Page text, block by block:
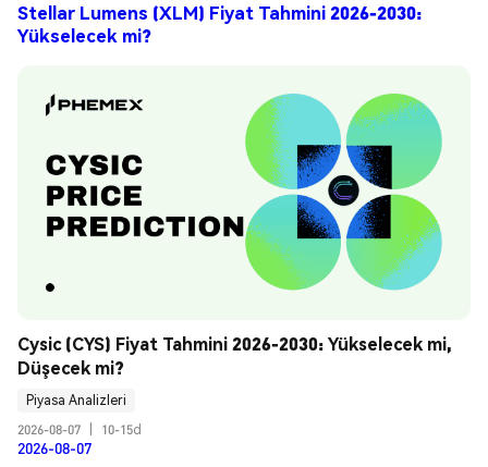
Stellar Lumens (XLM) Fiyat Tahmini 2026-2030:
Yükselecek mi?
Cysic (CYS) Fiyat Tahmini 2026-2030: Yükselecek mi,
Düşecek mi?
Piyasa Analizleri
2026-08-07
10-15d
2026-08-07